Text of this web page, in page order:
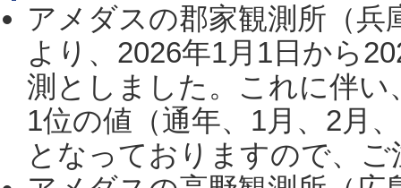
アメダスの郡家観測所（
より、2026年1月1日から
測としました。これに伴い
1位の値（通年、1月、2月
となっておりますので、